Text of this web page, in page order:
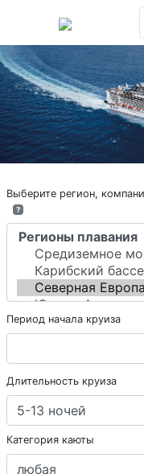
Выберите регион,
?
Период начала круиза
Длительность круиза
Категория каюты